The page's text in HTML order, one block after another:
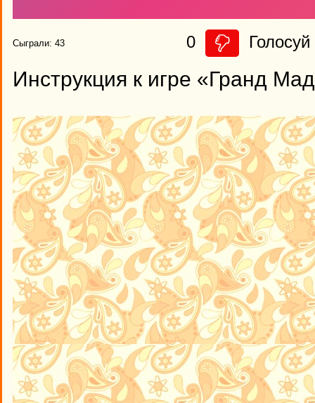
Сыграли: 43 0 Голосуй
Инструкция к игре «Гранд